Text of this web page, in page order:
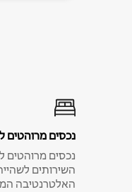
נכסים מרוהטים
נכסים
השירותים
האלטרנטיבה